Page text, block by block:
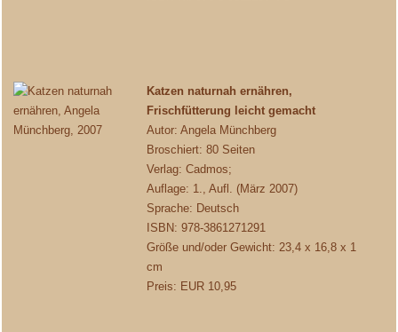
Katzen naturnah ernähren,
Frischfütterung leicht gemacht
Autor: Angela Münchberg
Broschiert: 80 Seiten
Verlag: Cadmos;
Auflage: 1., Aufl. (März 2007)
Sprache: Deutsch
ISBN: 978-3861271291
Größe und/oder Gewicht: 23,4 x 16,8 x 1
cm
Preis: EUR 10,95